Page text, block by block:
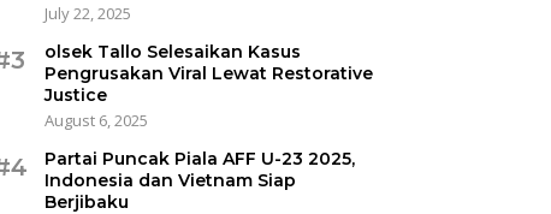
July 22, 2025
olsek Tallo Selesaikan Kasus
Pengrusakan Viral Lewat Restorative
Justice
August 6, 2025
Partai Puncak Piala AFF U-23 2025,
Indonesia dan Vietnam Siap
Berjibaku